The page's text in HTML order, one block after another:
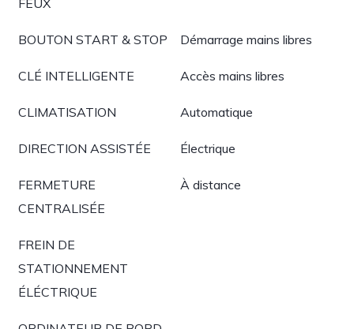
FEUX
BOUTON START & STOP Démarrage mains libres
CLÉ INTELLIGENTE Accès mains libres
CLIMATISATION Automatique
DIRECTION ASSISTÉE Électrique
FERMETURE
CENTRALISÉE
À distance
FREIN DE
STATIONNEMENT
ÉLÉCTRIQUE